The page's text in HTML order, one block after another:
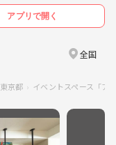
アプリで開く
全国
東京都 イベントスペース「ア